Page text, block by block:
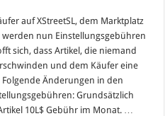
auf XStreetSL, dem Marktplatz
nun Einstellungsgebühren
sich, dass Artikel, die niemand
und dem Käufer eine
Änderungen in den
Grundsätzlich
10L$ Gebühr im Monat. …